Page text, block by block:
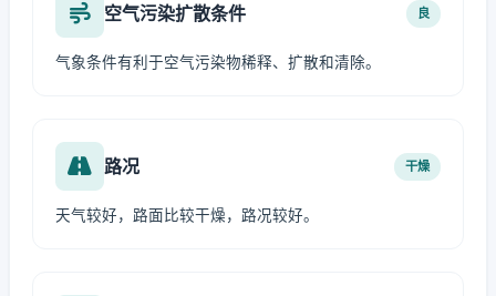
空气污染扩散条件 良
气象条件有利于空气污染物稀释、扩散和清除。
路况 干燥
天气较好，路面比较干燥，路况较好。